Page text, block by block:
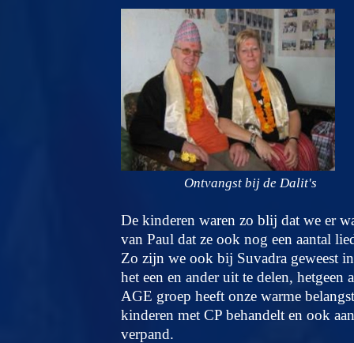
Ontvangst bij de Dalit's
De kinderen waren zo blij dat we er
van Paul dat ze ook nog een aantal
Zo zijn we ook bij Suvadra geweest
het een en ander uit te delen,
AGE groep heeft onze warme
kinderen met CP behandelt en ook
verpand.